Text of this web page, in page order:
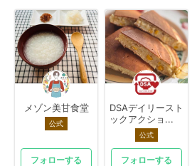
メゾン美甘食堂
公式
フォローする
DSAデイリースト
ックアクショ...
公式
フォローする